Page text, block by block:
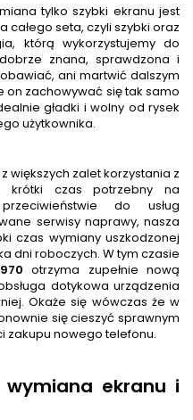
tylko szybki ekranu jest
całego seta, czyli szybki oraz
którą wykorzystujemy do
znana, sprawdzona i
ani martwić dalszym
on zachowywać się tak samo
gładki i wolny od rysek
użytkownika.
większych zalet korzystania z
krótki czas potrzebny na
do usług
serwisy naprawy, nasza
czas wymiany uszkodzonej
dni roboczych. W tym czasie
otrzyma zupełnie nową
dotykowa urządzenia
Okaże się wówczas że w
się cieszyć sprawnym
zakupu nowego telefonu.
ekranu i